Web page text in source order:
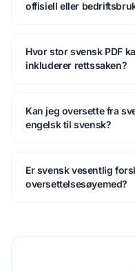
offisiell eller
Hvor stor svensk PDF
inkluderer rettssaken?
Kan jeg oversette fra
engelsk til svensk?
Er svensk vesentlig
oversettelsesøyemed?